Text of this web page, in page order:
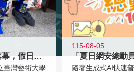
學校藝術嘉年華圓滿落幕，假日學校接
臺灣藝術大學
115-08-05
隨著生成式AI快速